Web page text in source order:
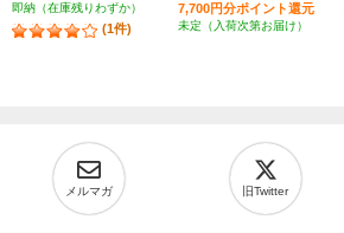
即納（在庫残りわずか）
(1件)
7,700円分ポイント還元
未定（入荷次第お届け）
メルマガ 旧Twitter